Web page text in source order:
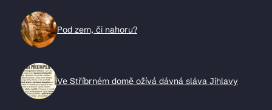
Pod zem, či nahoru?
Ve Stříbrném domě ožívá dávná sláva Jihlavy